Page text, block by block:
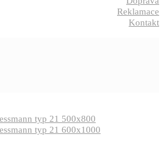
Reklamace
Kontakt
typ 21 500x800
typ 21 600x1000